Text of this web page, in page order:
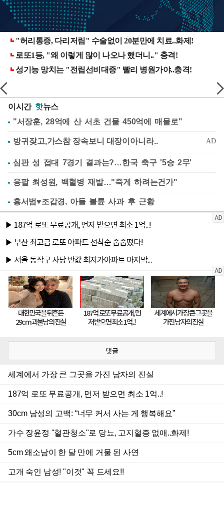
이시간 핫뉴스
"서장훈, 28억에 산 서초 건물 450억에 매물로"
심판 성 접대 7경기 결과는?…한국 축구 '5승 2무'
응팔 최성원, 백혈병 재발…"죽게 하려는건가"
홍서범♥조갑경, 아들 불륜 사과 후 근황
댓글